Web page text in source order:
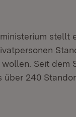
stellt
Seit dem
240